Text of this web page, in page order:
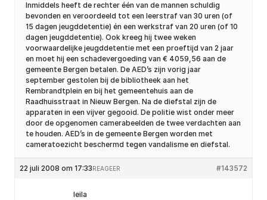
Inmiddels heeft de rechter één van de mannen schuldig
bevonden en veroordeeld tot een leerstraf van 30 uren (of
15 dagen jeugddetentie) én een werkstraf van 20 uren (of 10
dagen jeugddetentie). Ook kreeg hij twee weken
voorwaardelijke jeugddetentie met een proeftijd van 2 jaar
en moet hij een schadevergoeding van € 4059,56 aan de
gemeente Bergen betalen. De AED’s zijn vorig jaar
september gestolen bij de bibliotheek aan het
Rembrandtplein en bij het gemeentehuis aan de
Raadhuisstraat in Nieuw Bergen. Na de diefstal zijn de
apparaten in een vijver gegooid. De politie wist onder meer
door de opgenomen camerabeelden de twee verdachten aan
te houden. AED’s in de gemeente Bergen worden met
cameratoezicht beschermd tegen vandalisme en diefstal.
22 juli 2008 om 17:33 #143572
REAGEER
leila